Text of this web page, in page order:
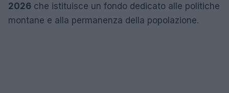
2026 che istituisce un fondo dedicato alle politiche
montane e alla permanenza della popolazione.